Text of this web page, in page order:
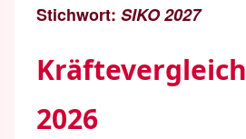
Stichwort: SIKO 2027
Kräftevergleich
2026